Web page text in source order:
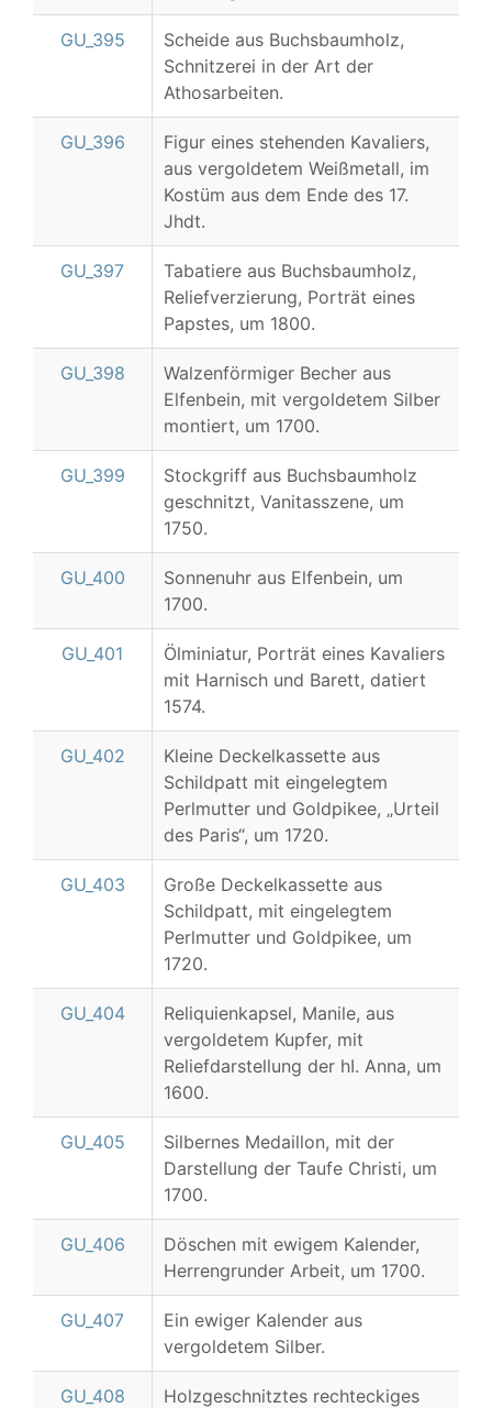
GU_395
Scheide aus Buchsbaumholz,
Schnitzerei in der Art der
Athosarbeiten.
GU_396
Figur eines stehenden Kavaliers,
aus vergoldetem Weißmetall, im
Kostüm aus dem Ende des 17.
Jhdt.
GU_397
Tabatiere aus Buchsbaumholz,
Reliefverzierung, Porträt eines
Papstes, um 1800.
GU_398
Walzenförmiger Becher aus
Elfenbein, mit vergoldetem Silber
montiert, um 1700.
GU_399
Stockgriff aus Buchsbaumholz
geschnitzt, Vanitasszene, um
1750.
GU_400
Sonnenuhr aus Elfenbein, um
1700.
GU_401
Ölminiatur, Porträt eines Kavaliers
mit Harnisch und Barett, datiert
1574.
GU_402
Kleine Deckelkassette aus
Schildpatt mit eingelegtem
Perlmutter und Goldpikee, „Urteil
des Paris“, um 1720.
GU_403
Große Deckelkassette aus
Schildpatt, mit eingelegtem
Perlmutter und Goldpikee, um
1720.
GU_404
Reliquienkapsel, Manile, aus
vergoldetem Kupfer, mit
Reliefdarstellung der hI. Anna, um
1600.
GU_405
Silbernes Medaillon, mit der
Darstellung der Taufe Christi, um
1700.
GU_406
Döschen mit ewigem Kalender,
Herrengrunder Arbeit, um 1700.
GU_407
Ein ewiger Kalender aus
vergoldetem Silber.
GU_408
Holzgeschnitztes rechteckiges